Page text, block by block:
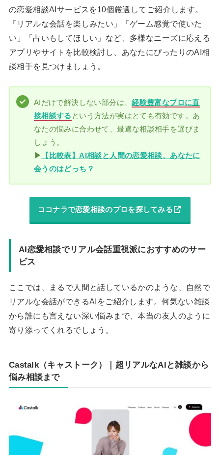
の恋愛相談AIサービスを10個厳選してご紹介します。
「リアルな会話を楽しみたい」「ゲーム感覚で使いた
い」「占いもしてほしい」など、多様なニーズに応える
アプリやサイトを比較検討し、あなたにぴったりのAI相
談相手を見つけましょう。
AIだけで解決しない部分は、経験豊富なプロに直
接相談する という方法が実はとても有効です。あ
なたの悩みに合わせて、最適な相談相手を選びま
しょう。
▶
【比較表】AI相談と人間の恋愛相談、あなたに
会うのはどっち？
ココナラで恋愛相談のプロを探してみる
AI恋愛相談でリアル会話重視派におすすめのサー
ビス
ここでは、まるで人間と話しているかのような、自然で
リアルな会話ができるAIをご紹介します。何気ない雑談
から誰にも言えない深い悩みまで、本当の友人のように
寄り添ってくれるでしょう。
Castalk（キャストーク）｜超リアルなAIと雑談から
悩み相談まで